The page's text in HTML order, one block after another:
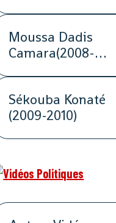
Moussa Dadis
Camara(2008-
Sékouba Konaté
(2009-2010)